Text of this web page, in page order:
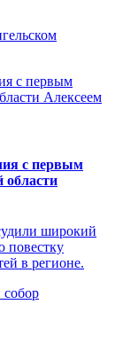
с первым
области
широкий
повестку
в регионе.